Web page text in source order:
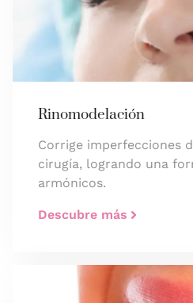
Rinomodelación
Corrige imperfecciones
cirugía, logrando una
armónicos.
Descubre más